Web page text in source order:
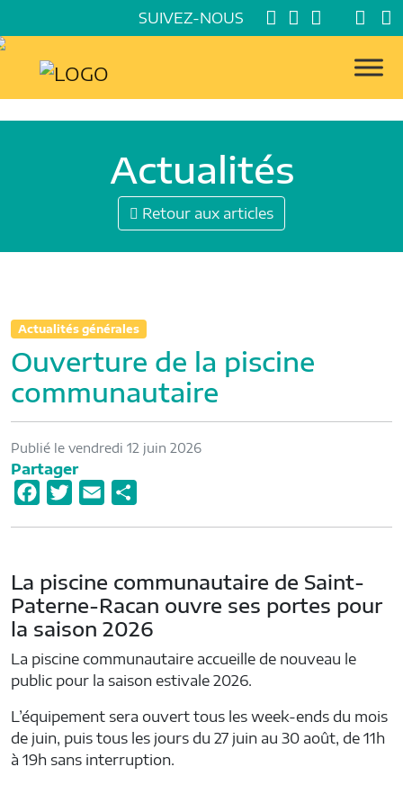
SUIVEZ-NOUS
Actualités
Retour aux articles
Actualités générales
Ouverture de la piscine
communautaire
Publié le vendredi 12 juin 2026
Partager
b
o
k
t
e
l
a
g
r
La piscine communautaire de Saint-
Paterne-Racan ouvre ses portes pour
la saison 2026
La piscine communautaire accueille de nouveau le
public pour la saison estivale 2026.
L’équipement sera ouvert tous les week-ends du mois
de juin, puis tous les jours du 27 juin au 30 août, de 11h
à 19h sans interruption.